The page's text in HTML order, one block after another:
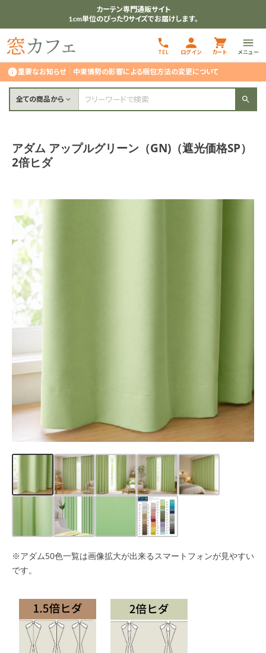
カーテン専門通販サイト
1cm単位のぴったりサイズでお届けします。
TEL ログイン カート メニュー
重要なお知らせ｜ 中東情勢の影響による梱包方法の変更について
全ての商品から
アダム アップルグリーン（GN)（遮光価格SP）
2倍ヒダ
※アダム50色一覧は画像拡大が出来るスマートフォンが見やすい
です。